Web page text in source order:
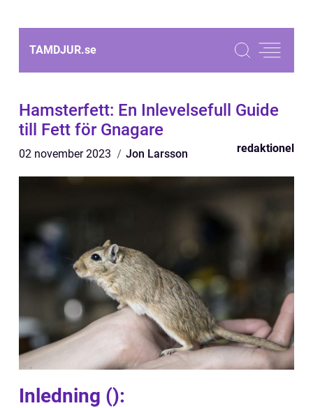
TAMDJUR.se
Hamsterfett: En Inlevelsefull Guide
till Fett för Gnagare
02 november 2023 Jon Larsson redaktionel
Inledning ():